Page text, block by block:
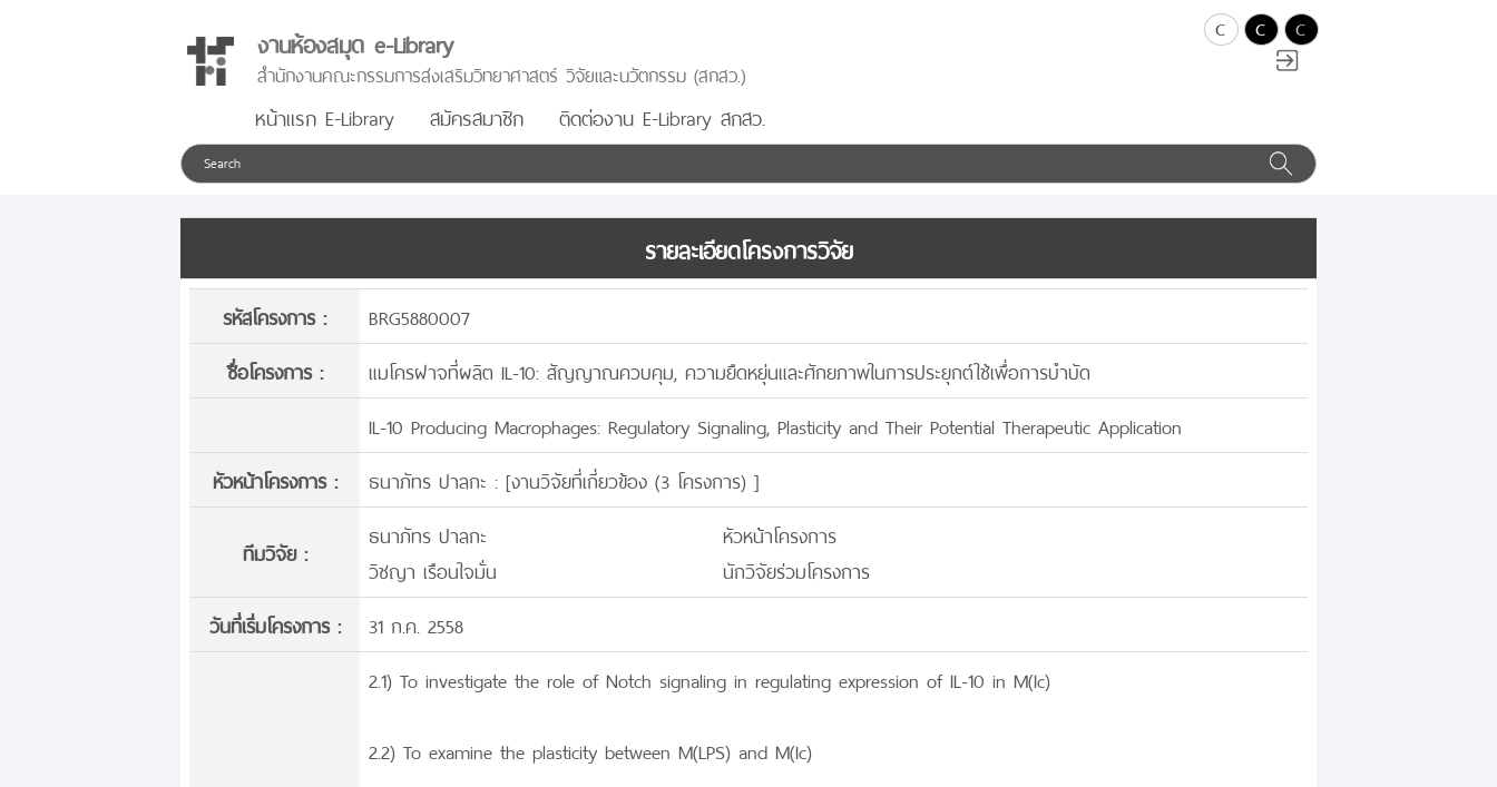
งานห้องสมุด e-Library
สำนักงานคณะกรรมการส่งเสริมวิทยาศาสตร์ วิจัยและนวัตกรรม (สกสว.)
หน้าแรก E-Library สมัครสมาชิก ติดต่องาน E-Library สกสว.
c c c
รายละเอียดโครงการวิจัย
รหัสโครงการ :
BRG5880007
ชื่อโครงการ :
แมโครฝาจที่ผลิต IL-10: สัญญาณควบคุม, ความยืดหยุ่นและศักยภาพในการประยุกต์ใช้เพื่อการบำบัด
IL-10 Producing Macrophages: Regulatory Signaling, Plasticity and Their Potential Therapeutic Application
หัวหน้าโครงการ :
ธนาภัทร ปาลกะ : [งานวิจัยที่เกี่ยวข้อง (3 โครงการ) ]
ทีมวิจัย :
ธนาภัทร ปาลกะ
หัวหน้าโครงการ
วิชญา เรือนใจมั่น
นักวิจัยร่วมโครงการ
วันที่เริ่มโครงการ :
31 ก.ค. 2558
2.1) To investigate the role of Notch signaling in regulating expression of IL-10 in M(Ic)
2.2) To examine the plasticity between M(LPS) and M(Ic)